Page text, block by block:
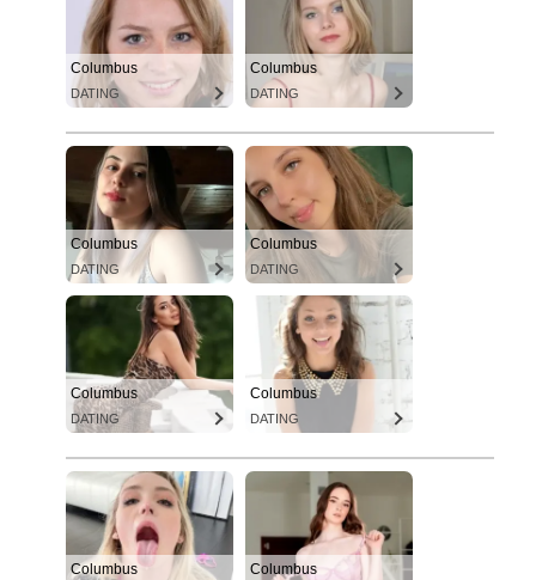
Columbus
DATING
Columbus
DATING
Columbus
DATING
Columbus
DATING
Columbus
DATING
Columbus
DATING
Columbus Columbus